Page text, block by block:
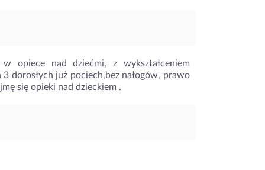
opiece nad dziećmi, z wykształceniem
dorosłych już pociech,bez nałogów, prawo
się opieki nad dzieckiem .